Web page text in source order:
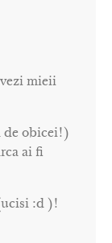
mieii
de obicei!)
ai fi
:d )!